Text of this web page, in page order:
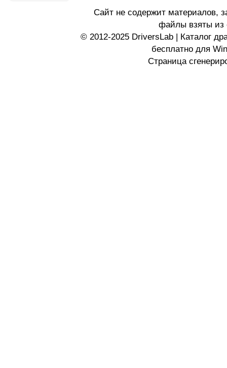
Сайт не содержит материалов,
файлы взяты из
© 2012-2025 DriversLab | Каталог
бесплатно для
Страница